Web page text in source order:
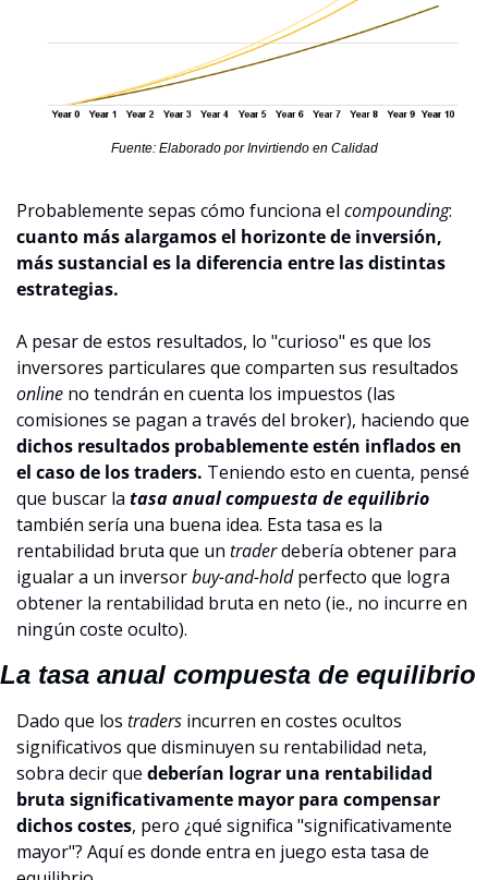
Fuente: Elaborado por Invirtiendo en Calidad
Probablemente sepas cómo funciona el compounding
cuanto más alargamos el horizonte de inversión,
más sustancial es la diferencia entre las distintas
estrategias.
A pesar de estos resultados, lo "curioso" es que los
online no tendrán en cuenta los impuestos (las
dichos resultados probablemente estén inflados en
el caso de los traders. Teniendo esto en cuenta, pensé
que buscar la tasa anual compuesta de equilibrio
también sería una buena idea. Esta tasa es la
rentabilidad bruta que un trader debería obtener para
igualar a un inversor buy-and-hold perfecto que logra
obtener la rentabilidad bruta en neto (ie., no incurre en
ningún coste oculto).
La tasa anual compuesta de equilibrio
Dado que los traders incurren en costes ocultos
significativos que disminuyen su rentabilidad neta,
sobra decir que deberían lograr una rentabilidad
bruta significativamente mayor para compensar
dichos costes, pero ¿qué significa "significativamente
mayor"? Aquí es donde entra en juego esta tasa de